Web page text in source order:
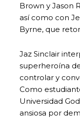
Brown y Jason
así como con
Byrne, que
Jaz Sinclair
superheroína
controlar y
Como
Universidad
ansiosa por